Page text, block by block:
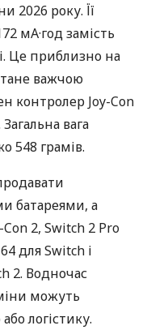
2026 року. Її
мА·год замість
Це приблизно на
важчою
контролер Joy-Con
вага
548 грамів.
батареями, а
Con 2, Switch 2 Pro
для Switch і
2. Водночас
можуть
логістику.